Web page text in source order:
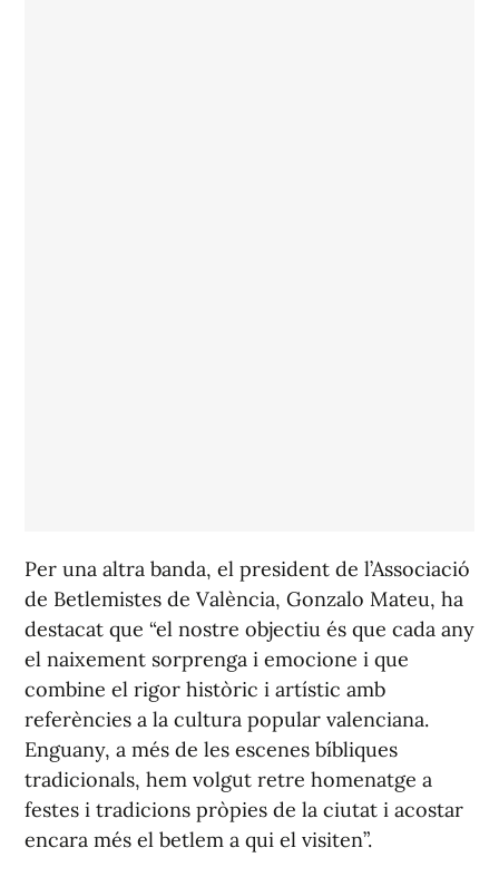
Per una altra banda, el president de l’Associació
de Betlemistes de València, Gonzalo Mateu, ha
destacat que “el nostre objectiu és que cada any
el naixement sorprenga i emocione i que
combine el rigor històric i artístic amb
referències a la cultura popular valenciana.
Enguany, a més de les escenes bíbliques
tradicionals, hem volgut retre homenatge a
festes i tradicions pròpies de la ciutat i acostar
encara més el betlem a qui el visiten”.